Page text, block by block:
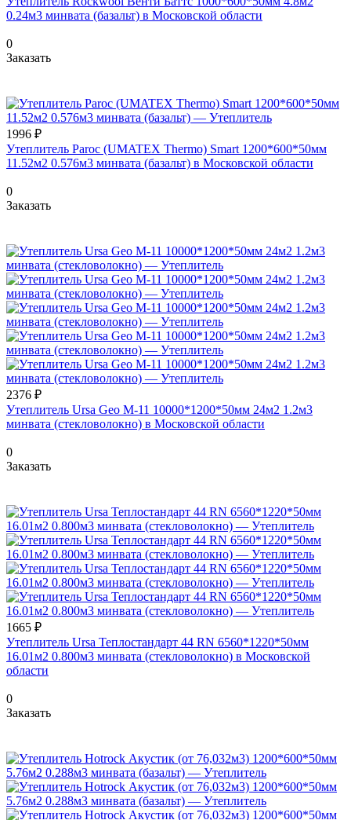
0.24м3 минвата (базальт) в Московской области
0
Заказать
1996 ₽
Утеплитель Paroc (UMATEX Thermo) Smart 1200*600*50мм
11.52м2 0.576м3 минвата (базальт) в Московской области
0
Заказать
2376 ₽
Утеплитель Ursa Geo М-11 10000*1200*50мм 24м2 1.2м3
минвата (стекловолокно) в Московской области
0
Заказать
1665 ₽
Утеплитель Ursa Теплостандарт 44 RN 6560*1220*50мм
16.01м2 0.800м3 минвата (стекловолокно) в Московской
области
0
Заказать